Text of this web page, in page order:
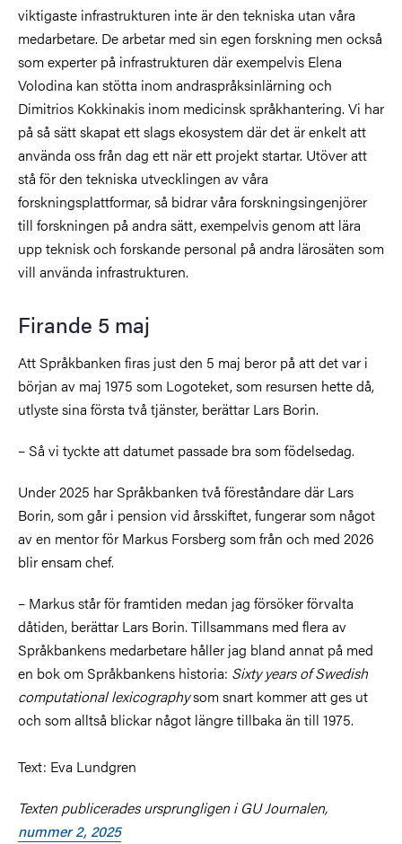
viktigaste infrastrukturen inte är den tekniska utan våra
medarbetare. De arbetar med sin egen forskning men också
som experter på infrastrukturen där exempelvis Elena
Volodina kan stötta inom andraspråksinlärning och
Dimitrios Kokkinakis inom medicinsk språkhantering. Vi har
på så sätt skapat ett slags ekosystem där det är enkelt att
använda oss från dag ett när ett projekt startar. Utöver att
stå för den tekniska utvecklingen av våra
forskningsplattformar, så bidrar våra forskningsingenjörer
till forskningen på andra sätt, exempelvis genom att lära
upp teknisk och forskande personal på andra lärosäten som
vill använda infrastrukturen.
Firande 5 maj
Att Språkbanken firas just den 5 maj beror på att det var i
början av maj 1975 som Logoteket, som resursen hette då,
utlyste sina första två tjänster, berättar Lars Borin.
– Så vi tyckte att datumet passade bra som födelsedag.
Under 2025 har Språkbanken två föreståndare där Lars
Borin, som går i pension vid årsskiftet, fungerar som något
av en mentor för Markus Forsberg som från och med 2026
blir ensam chef.
– Markus står för framtiden medan jag försöker förvalta
dåtiden, berättar Lars Borin. Tillsammans med flera av
Språkbankens medarbetare håller jag bland annat på med
en bok om Språkbankens historia: Sixty years of Swedish
computational lexicographysom snart kommer att ges ut
och som alltså blickar något längre tillbaka än till 1975.
Text: Eva Lundgren
Texten publicerades ursprungligen i GU Journalen,
nummer 2, 2025